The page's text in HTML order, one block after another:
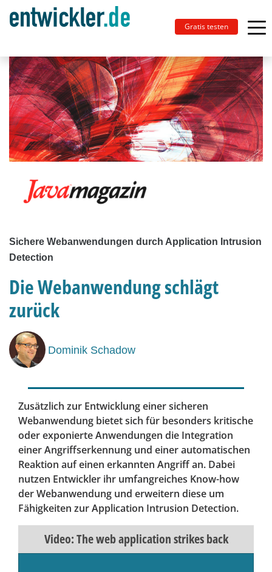
Gratis testen
Sichere Webanwendungen durch Application Intrusion
Detection
Die Webanwendung schlägt
zurück
Dominik Schadow
Zusätzlich zur Entwicklung einer sicheren
Webanwendung bietet sich für besonders kritische
oder exponierte Anwendungen die Integration
einer Angriffserkennung und einer automatischen
Reaktion auf einen erkannten Angriff an. Dabei
nutzen Entwickler ihr umfangreiches Know-how
der Webanwendung und erweitern diese um
Fähigkeiten zur Application Intrusion Detection.
Video: The web application strikes back